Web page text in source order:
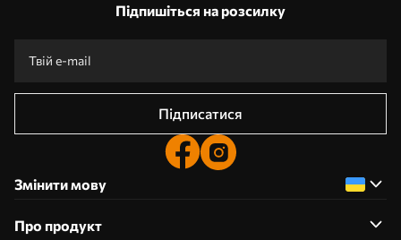
Підпишіться на розсилку
Підписатися
Змінити мову
Про продукт